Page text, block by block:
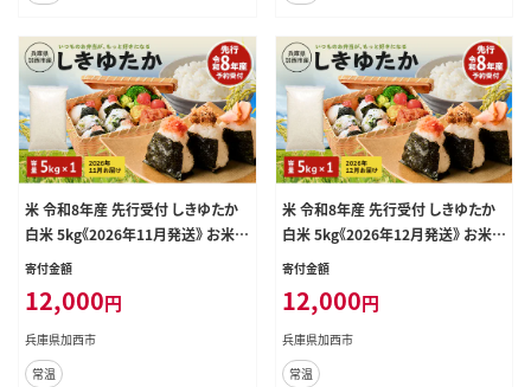
米 令和8年産 先行受付 しきゆたか
白米 5kg《2026年11月発送》 お米
精米 単一原料米 お弁当 おにぎり 冷
援 日用品
寄付金額
12,000円
兵庫県加西市
常温
米 令和8年産 先行受付 しきゆたか
白米 5kg《2026年12月発送》 お米
精米 単一原料米 お弁当 おにぎり 冷
援 日用品
寄付金額
12,000円
兵庫県加西市
常温